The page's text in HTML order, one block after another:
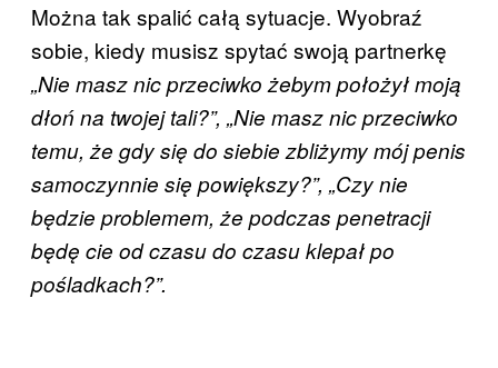
Można tak spalić całą sytuacje. Wyobraź
sobie, kiedy musisz spytać swoją partnerkę
„Nie masz nic przeciwko żebym położył moją
dłoń na twojej tali?”, „Nie masz nic przeciwko
temu, że gdy się do siebie zbliżymy mój penis
samoczynnie się powiększy?”, „Czy nie
będzie problemem, że podczas penetracji
będę cie od czasu do czasu klepał po
pośladkach?”.